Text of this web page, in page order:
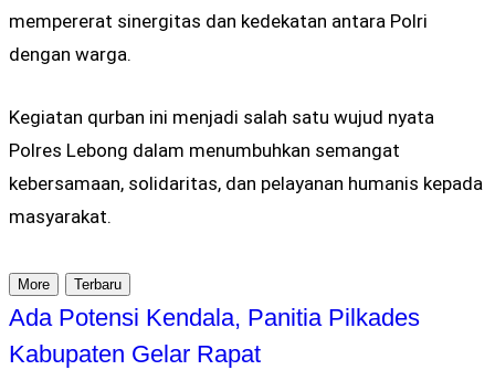
mempererat sinergitas dan kedekatan antara Polri
dengan warga.
Kegiatan qurban ini menjadi salah satu wujud nyata
Polres Lebong dalam menumbuhkan semangat
kebersamaan, solidaritas, dan pelayanan humanis kepada
masyarakat.
More Terbaru
Ada Potensi Kendala, Panitia Pilkades
Kabupaten Gelar Rapat